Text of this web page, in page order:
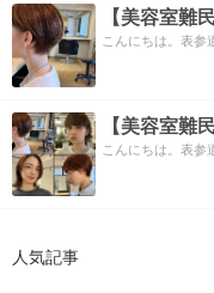
こんにちは。表参
こんにちは。表参
人気記事